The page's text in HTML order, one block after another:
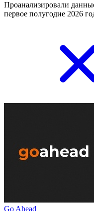
Проанализировали
первое полугодие 2026
Go Ahead